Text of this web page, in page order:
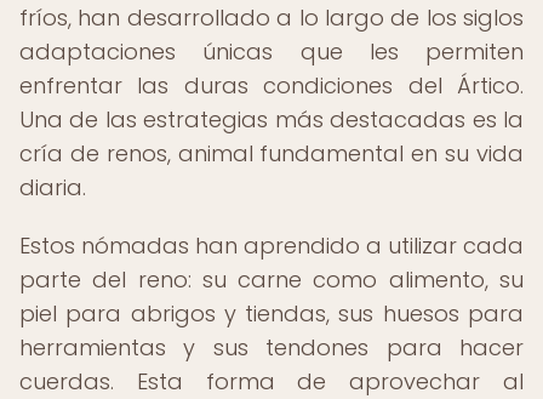
fríos, han desarrollado a lo largo de los siglos
adaptaciones únicas que les permiten
enfrentar las duras condiciones del Ártico.
Una de las estrategias más destacadas es la
cría de renos, animal fundamental en su vida
diaria.
Estos nómadas han aprendido a utilizar cada
parte del reno: su carne como alimento, su
piel para abrigos y tiendas, sus huesos para
herramientas y sus tendones para hacer
cuerdas. Esta forma de aprovechar al